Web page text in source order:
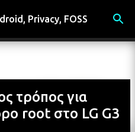
περιεχόμενο
Privacy, FOSS
τρόπος για
root στο LG G3